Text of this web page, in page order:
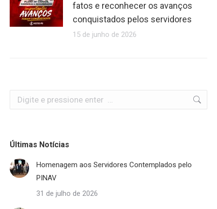
fatos e reconhecer os avanços
conquistados pelos servidores
15 de junho de 2026
Search:
Últimas Notícias
Homenagem aos Servidores Contemplados pelo
PINAV
31 de julho de 2026